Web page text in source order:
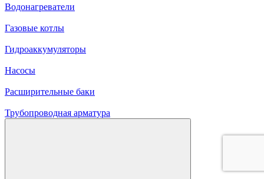
Водонагреватели
Газовые котлы
Гидроаккумуляторы
Насосы
Расширительные баки
Трубопроводная арматура